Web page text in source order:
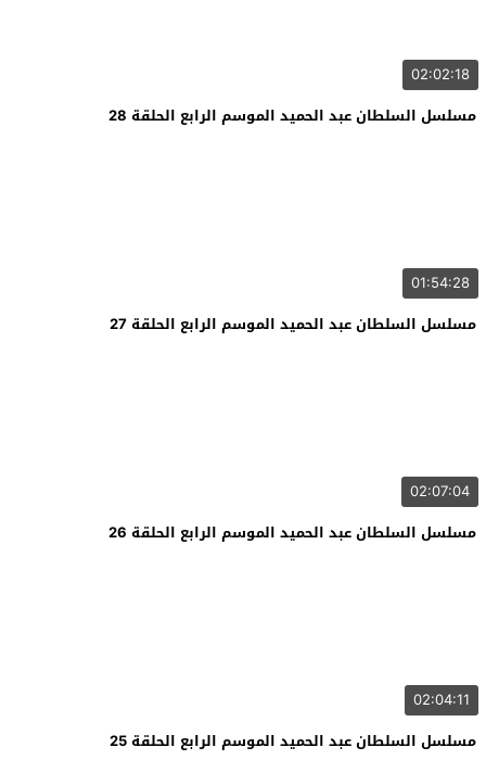
02:02:18
مسلسل السلطان عبد الحميد الموسم الرابع الحلقة 28
01:54:28
مسلسل السلطان عبد الحميد الموسم الرابع الحلقة 27
02:07:04
مسلسل السلطان عبد الحميد الموسم الرابع الحلقة 26
02:04:11
مسلسل السلطان عبد الحميد الموسم الرابع الحلقة 25